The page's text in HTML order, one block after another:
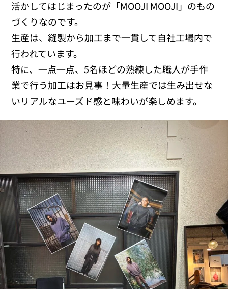
活かしてはじまったのが「MOOJI MOOJI」のもの
づくりなのです。
生産は、縫製から加工まで一貫して自社工場内で
行われています。
特に、一点一点、5名ほどの熟練した職人が手作
業で行う加工はお見事！大量生産では生み出せな
いリアルなユーズド感と味わいが楽しめます。